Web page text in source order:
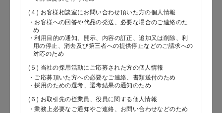
(４) お客様相談室にお問い合わせ頂いた方の個人情報
・お客様への回答や代品の発送、必要な場合のご連絡のた
め
・利用目的の通知、開示、内容の訂正、追加又は削除、利
用の停止、消去及び第三者への提供停止などのご請求への
対応のため
(５) 当社の採用活動にご応募された方の個人情報
・ご応募頂いた方への必要なご連絡、書類送付のため
・採用のための選考、選考結果の通知のため
(６) お取引先の従業員、役員に関する個人情報
・業務上必要なご通知やご連絡、お問い合わせなどのため
郵便番号
都道府県